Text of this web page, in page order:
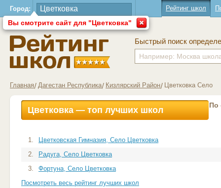
Город:
Вы смотрите сайт для "Цветковка"
Рейтинг школ
Быстрый поиск
Главная Дагестан Республика Кизлярский Район Цветковка Село
Цветковка — топ лучших школ По
1.
Цветковская Гимназия, Село Цветковка
2.
Радуга, Село Цветковка
3.
Фортуна, Село Цветковка
Посмотреть весь рейтинг лучших школ